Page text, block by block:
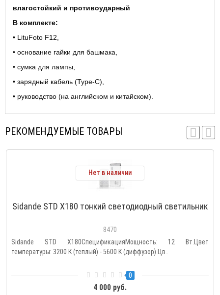
влагостойкий и противоударный
B комплeкте:
• LituFoto F12,
• основание гайки для башмака,
• сумка для лампы,
• зарядный кабель (Type-C),
• руководство (на английском и китайском).
РЕКОМЕНДУЕМЫЕ ТОВАРЫ
Нет в наличии
Sidande STD X180 тонкий светодиодный светильник
8470
Sidande STD X180СпецификацияМощность: 12 Вт.Цвет
температуры: 3200 К (теплый) - 5600 К (диффузор).Цв..
0
4 000 руб.